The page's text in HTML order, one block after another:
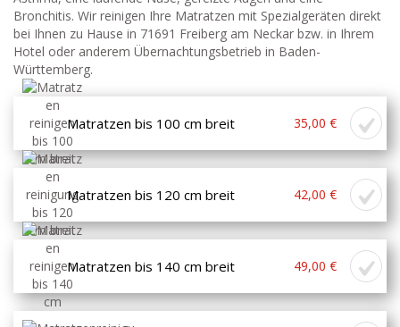
Bronchitis. Wir reinigen Ihre Matratzen mit Spezialgeräten direkt
bei Ihnen zu Hause in 71691 Freiberg am Neckar bzw. in Ihrem
Hotel oder anderem Übernachtungsbetrieb in Baden-
Württemberg.
Matratzen bis 100 cm breit 35,00 €
Matratzen bis 120 cm breit 42,00 €
Matratzen bis 140 cm breit 49,00 €